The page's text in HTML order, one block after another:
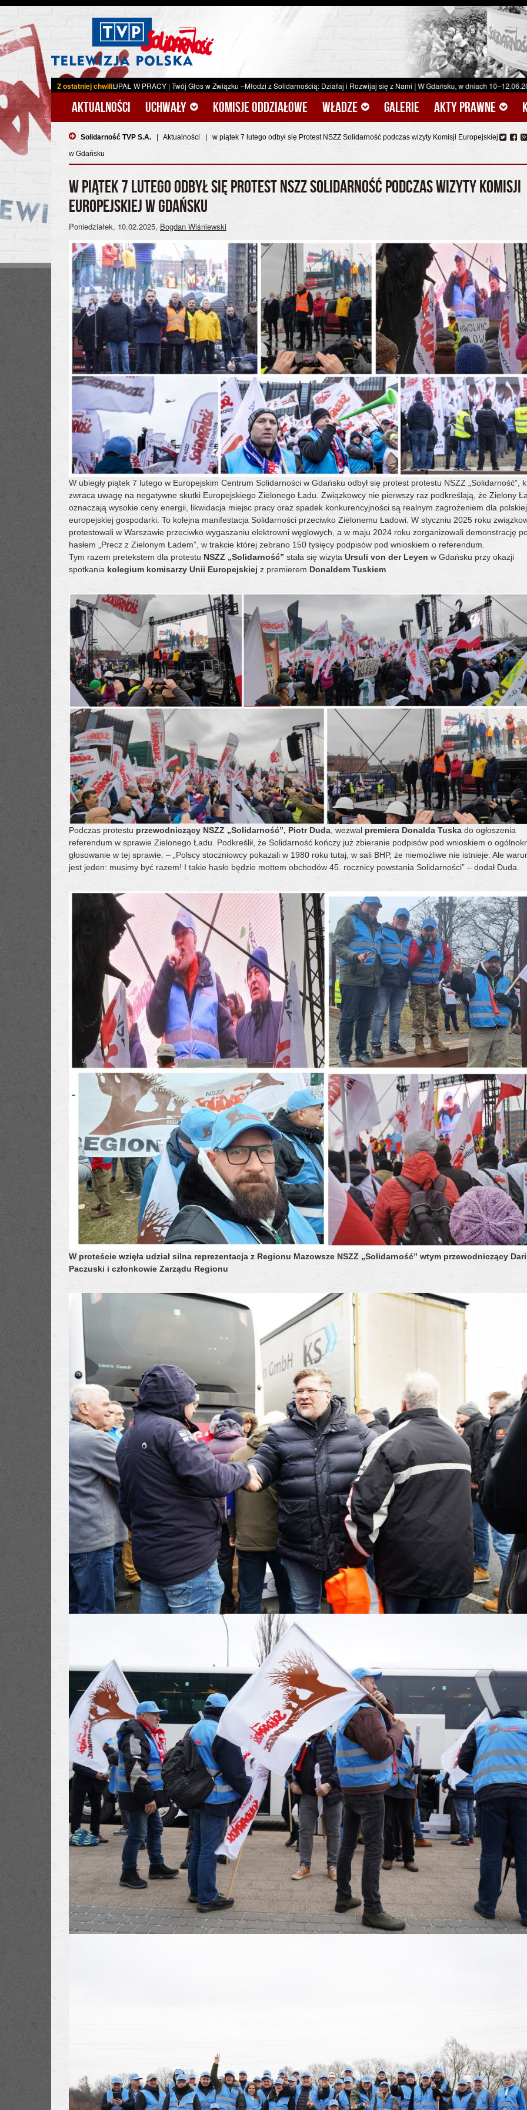
Z ostatniej chwili:
W PRACY|Twój Głos w Związku –Młodzi z Solidarnością: Działaj i Rozwijaj się z Nami|W Gdańsku, w dniach 10–12.06.2026 r., zrealizowano szkolenie BHP.
Aktualności Uchwały Komisje oddziałowe Władze Galerie Akty prawne
Solidarność TVP S.A. Aktualności
w piątek 7 lutego odbył się Protest NSZZ Solidarność podczas wizyty Komisji Europejskiej
w Gdańsku
W PIĄTEK 7 LUTEGO ODBYŁ SIĘ PROTEST NSZZ SOLIDARNOŚĆ PODCZAS WIZYTY KOMISJI
EUROPEJSKIEJ W GDAŃSKU
Poniedziałek, 10.02.2025, Bogdan Wiśniewski
W ubiegły piątek 7 lutego w Europejskim Centrum Solidarności w Gdańsku odbył się protest protestu NSZZ „Solidarność”,
zwraca uwagę na negatywne skutki Europejskiego Zielonego Ładu. Związkowcy nie pierwszy raz podkreślają, że Zielony
oznaczają wysokie ceny energii, likwidacja miejsc pracy oraz spadek konkurencyjności są realnym zagrożeniem dla
europejskiej gospodarki. To kolejna manifestacja Solidarności przeciwko Zielonemu Ładowi. W styczniu 2025 roku
protestowali w Warszawie przeciwko wygaszaniu elektrowni węglowych, a w maju 2024 roku zorganizowali demonstrację
hasłem „Precz z Zielonym Ładem”, w trakcie której zebrano 150 tysięcy podpisów pod wnioskiem o referendum.
Tym razem pretekstem dla protestu NSZZ „Solidarność” stała się wizyta Ursuli von der Leyen w Gdańsku przy okazji
spotkania kolegium komisarzy Unii Europejskiej z premierem Donaldem Tuskiem.
Podczas protestu przewodniczący NSZZ „Solidarność”, Piotr Duda, wezwał premiera Donalda Tuska do ogłoszenia
referendum w sprawie Zielonego Ładu. Podkreślił, że Solidarność kończy już zbieranie podpisów pod wnioskiem o
głosowanie w tej sprawie. – „Polscy stoczniowcy pokazali w 1980 roku tutaj, w sali BHP, że niemożliwe nie istnieje. Ale
jest jeden: musimy być razem! I takie hasło będzie mottem obchodów 45. rocznicy powstania Solidarności” – dodał Duda.
W proteście wzięła udział silna reprezentacja z Regionu Mazowsze NSZZ „Solidarność” wtym przewodniczący
Paczuski i członkowie Zarządu Regionu